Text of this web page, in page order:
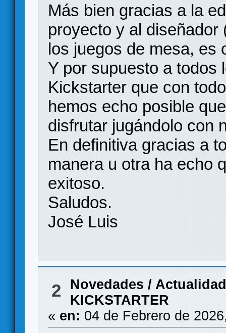
Más bien gracias a la
proyecto y al
los juegos de mesa, es
Y por supuesto a todos
Kickstarter que con
hemos echo posible
disfrutar jugándolo con
En definitiva gracias a
manera u otra ha echo
exitoso.
Saludos.
José Luis
2
Novedades / Actualidad
KICKSTARTER
« en: 04 de Febrero de